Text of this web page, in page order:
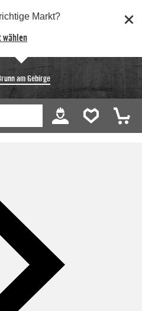
Markt?
wählen
am Gebirge